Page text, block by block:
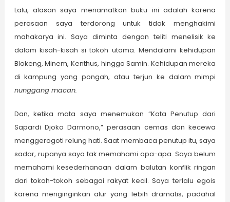
Lalu, alasan saya menamatkan buku ini adalah karena
perasaan saya terdorong untuk tidak menghakimi
mahakarya ini. Saya diminta dengan teliti menelisik ke
dalam kisah-kisah si tokoh utama. Mendalami kehidupan
Blokeng, Minem, Kenthus, hingga Samin. Kehidupan mereka
di kampung yang pongah, atau terjun ke dalam mimpi
nunggang macan.
Dan, ketika mata saya menemukan “Kata Penutup dari
Sapardi Djoko Darmono,” perasaan cemas dan kecewa
menggerogoti relung hati. Saat membaca penutup itu, saya
sadar, rupanya saya tak memahami apa-apa. Saya belum
memahami kesederhanaan dalam balutan konflik ringan
dari tokoh-tokoh sebagai rakyat kecil. Saya terlalu egois
karena menginginkan alur yang lebih dramatis, padahal